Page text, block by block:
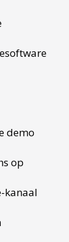
demo
op
kanaal